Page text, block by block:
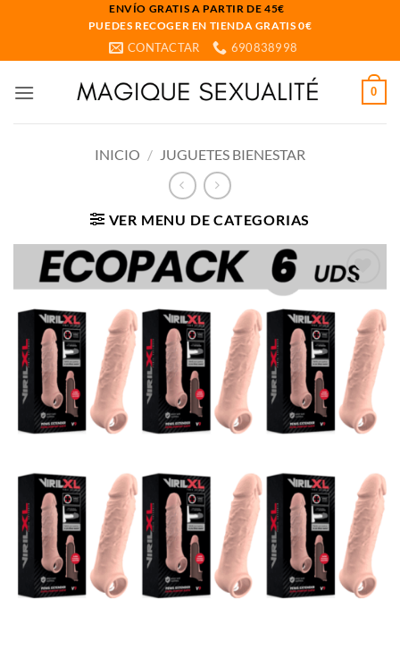
ENVÍO GRATIS A PARTIR DE 45€
PUEDES RECOGER EN TIENDA GRATIS 0€
CONTACTAR 690838998
0
INICIO / JUGUETES BIENESTAR
VER MENU DE CATEGORIAS
a la
lista
de
deseos